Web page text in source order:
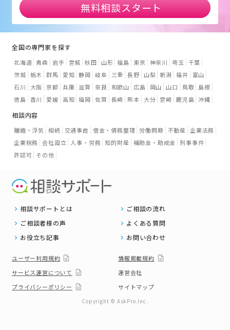
無料相談スタート
全国の専門家を探す
北海道 青森 岩手 宮城 秋田 山形 福島 東京 神奈川 埼玉
千葉
茨城 栃木 群馬 愛知 静岡 岐阜 三重 長野 山梨 新潟 福井
富山
石川
大阪 京都 兵庫 滋賀 奈良 和歌山 広島 岡山 山口 鳥取
島根
徳島 香川 愛媛 高知 福岡 佐賀 長崎 熊本 大分 宮崎 鹿児島 沖縄
相談内容
離婚・浮気 相続 交通事故 借金・債務整理 労働問題 不動産 企業法務
企業税務 会社設立 人事・労務 知的財産 補助金・助成金 刑事事件
許認可 その他
相談サポートとは
ご相談の流れ
ご相談者様の声
よくある質問
お役立ち記事
お問い合わせ
ユーザー利用規約
情報掲載規約
サービス運営について
運営会社
プライバシーポリシー
サイトマップ
Copyright © AskPro.Inc.